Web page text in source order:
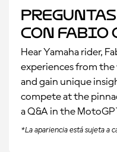
Preguntas
con
Hear Yamaha rider,
experiences from
and gain unique
compete at the
a Q&A in the
*La apariencia está sujeta a